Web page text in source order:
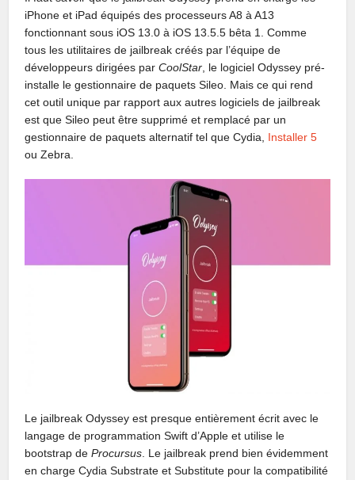
iPhone et iPad équipés des processeurs A8 à A13
fonctionnant sous iOS 13.0 à iOS 13.5.5 bêta 1. Comme
tous les utilitaires de jailbreak créés par l’équipe de
développeurs dirigées parCoolStar , le logiciel Odyssey pré-
installe le gestionnaire de paquets Sileo. Mais ce qui rend
cet outil unique par rapport aux autres logiciels de jailbreak
est que Sileo peut être supprimé et remplacé par un
gestionnaire de paquets alternatif tel que Cydia, Installer 5
ou Zebra.
Le jailbreak Odyssey est presque entièrement écrit avec le
langage de programmation Swift d’Apple et utilise le
bootstrap deProcursus . Le jailbreak prend bien évidemment
en charge Cydia Substrate et Substitute pour la compatibilité